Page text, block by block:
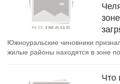
Южноуральские чиновники
жилые районы находятся в зоне
Что